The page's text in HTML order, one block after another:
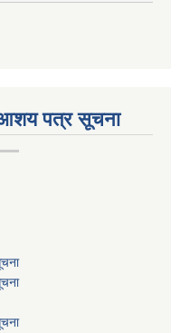
आशय पत्र सूचना